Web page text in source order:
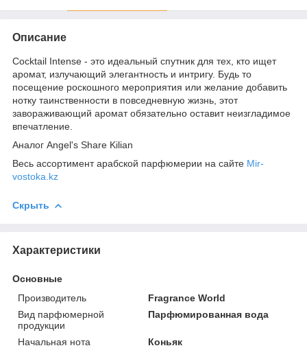
Описание
Cocktail Intense - это идеальный спутник для тех, кто ищет
аромат, излучающий элегантность и интригу. Будь то
посещение роскошного мероприятия или желание добавить
нотку таинственности в повседневную жизнь, этот
завораживающий аромат обязательно оставит неизгладимое
впечатление.
Аналог Angel's Share Kilian
Весь ассортимент арабской парфюмерии на сайте Mir-
vostoka.kz
Скрыть
Характеристики
Основные
Производитель
Fragrance World
Вид парфюмерной
продукции
Парфюмированная вода
Начальная нота
Коньяк